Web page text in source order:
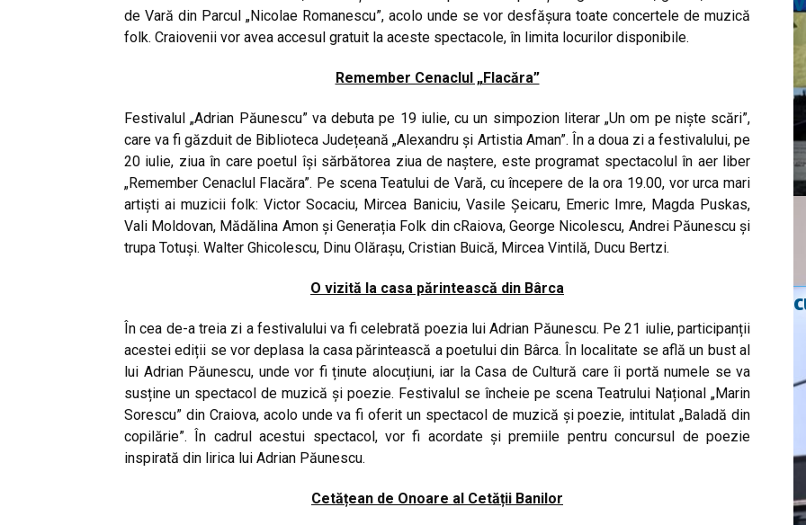
de Vară din Parcul „Nicolae Romanescu”, acolo unde se vor desfășura toate concertele de muzică
folk. Craiovenii vor avea accesul gratuit la aceste spectacole, în limita locurilor disponibile.
Remember Cenaclul „Flacăra”
Festivalul „Adrian Păunescu” va debuta pe 19 iulie, cu un simpozion literar „Un om pe niște scări”,
care va fi găzduit de Biblioteca Județeană „Alexandru și Artistia Aman”. În a doua zi a festivalului, pe
20 iulie, ziua în care poetul își sărbătorea ziua de naștere, este programat spectacolul în aer liber
„Remember Cenaclul Flacăra”. Pe scena Teatului de Vară, cu începere de la ora 19.00, vor urca mari
artiști ai muzicii folk: Victor Socaciu, Mircea Baniciu, Vasile Șeicaru, Emeric Imre, Magda Puskas,
Vali Moldovan, Mădălina Amon și Generația Folk din cRaiova, George Nicolescu, Andrei Păunescu și
trupa Totuși. Walter Ghicolescu, Dinu Olărașu, Cristian Buică, Mircea Vintilă, Ducu Bertzi.
O vizită la casa părintească din Bârca
În cea de-a treia zi a festivalului va fi celebrată poezia lui Adrian Păunescu. Pe 21 iulie, participanții
acestei ediții se vor deplasa la casa părintească a poetului din Bârca. În localitate se află un bust al
lui Adrian Păunescu, unde vor fi ținute alocuțiuni, iar la Casa de Cultură care îi portă numele se va
susține un spectacol de muzică și poezie. Festivalul se încheie pe scena Teatrului Național „Marin
Sorescu” din Craiova, acolo unde va fi oferit un spectacol de muzică și poezie, intitulat „Baladă din
copilărie”. În cadrul acestui spectacol, vor fi acordate și premiile pentru concursul de poezie
inspirată din lirica lui Adrian Păunescu.
Cetățean de Onoare al Cetății Banilor